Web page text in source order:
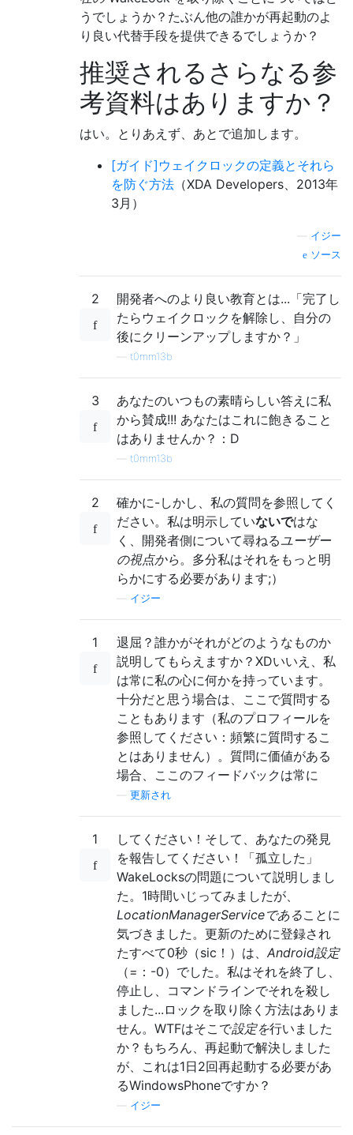
うでしょうか？たぶん他の誰かが再起動のよ
り良い代替手段を提供できるでしょうか？
推奨されるさらなる参
考資料はありますか？
はい。とりあえず、あとで追加します。
[ガイド]ウェイクロックの定義とそれら
を防ぐ方法 （XDA Developers、2013年
3月）
イジー
ソース
2
開発者へのより良い教育とは...「完了し
たらウェイクロックを解除し、自分の
後にクリーンアップしますか？」
t0mm13b
3
あなたのいつもの素晴らしい答えに私
から賛成!!! あなたはこれに飽きること
はありませんか？：D
t0mm13b
2
確かに-しかし、私の質問を参照してく
ださい。私は明示していないではな
く、開発者側について尋ねるユーザー
の視点から 。多分私はそれをもっと明
らかにする必要があります;）
イジー
1
退屈？誰かがそれがどのようなものか
説明してもらえますか？XDいいえ、私
は常に私の心に何かを持っています。
十分だと思う場合は、ここで質問する
こともあります（私のプロフィールを
参照してください：頻繁に質問するこ
とはありません）。質問に価値がある
場合、ここのフィードバックは常に
更新され
1
してください！そして、あなたの発見
を報告してください！「孤立した」
WakeLocksの問題について説明しまし
た。1時間いじってみましたが、
LocationManagerServiceであることに
気づきました。更新のために登録され
たすべて0秒（sic！）は、 Android設定
（=：-0）でした。私はそれを終了し、
停止し、コマンドラインでそれを殺し
ました...ロックを取り除く方法はありま
せん。WTFはそこで設定を行いました
か？もちろん、再起動で解決しました
が、これは1日2回再起動する必要があ
るWindowsPhoneですか？
イジー